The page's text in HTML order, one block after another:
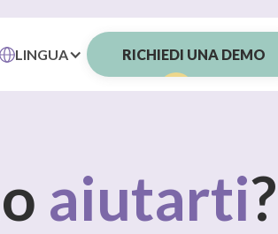
LINGUA RICHIEDI UNA DEMO
aiutarti?